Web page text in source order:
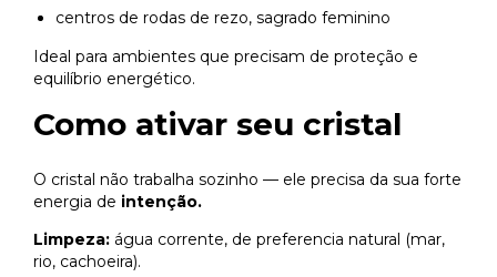
centros de rodas de rezo, sagrado feminino
Ideal para ambientes que precisam de proteção e
equilíbrio energético.
Como ativar seu cristal
O cristal não trabalha sozinho — ele precisa da sua forte
energia de intenção.
Limpeza: água corrente, de preferencia natural (mar,
rio, cachoeira).